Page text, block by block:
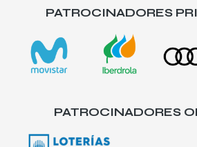
PATROCINADORES
PATROCINADORES